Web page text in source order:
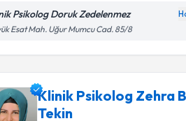
Psikolog Doruk Zedelenmez
Esat Mah. Uğur Mumcu Cad. 85/8
Klinik Psikolog Zehra
Tekin